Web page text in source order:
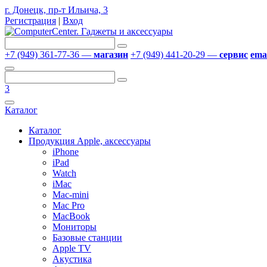
г. Донецк, пр-т Ильича, 3
Регистрация | Вход
+7 (949) 361-77-36 — магазин +7 (949) 441-20-29 — сервис
3
Каталог
Каталог
Продукция Apple, аксессуары
iPhone
iPad
Watch
iMac
Mac-mini
Mac Pro
MacBook
Мониторы
Базовые станции
Apple TV
Акустика